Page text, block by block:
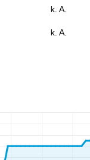
k. A.
k. A.